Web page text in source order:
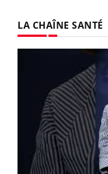
LA CHAÎNE SANTÉ